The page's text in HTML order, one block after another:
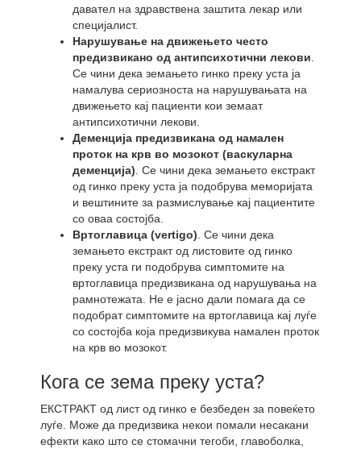
давател на здравствена заштита лекар или
специјалист.
Нарушување на движењето често
предизвикано од антипсихотични лекови.
Се чини дека земањето гинко преку уста ја
намалува сериозноста на нарушувањата на
движењето кај пациенти кои земаат
антипсихотични лекови.
Деменција предизвикана од намален
проток на крв во мозокот (васкуларна
деменција). Се чини дека земањето екстракт
од гинко преку уста ја подобрува меморијата
и вештините за размислување кај пациентите
со оваа состојба.
Вртоглавица (vertigo). Се чини дека
земањето екстракт од листовите од гинко
преку уста ги подобрува симптомите на
вртоглавица предизвикана од нарушувања на
рамнотежата. Не е јасно дали помага да се
подобрат симптомите на вртоглавица кај луѓе
со состојба која предизвикува намален проток
на крв во мозокот.
Кога се зема преку уста?
ЕКСТРАКТ од лист од гинко е безбеден за повеќето
луѓе. Може да предизвика некои помали несакани
ефекти како што се стомачни тегоби, главоболка,